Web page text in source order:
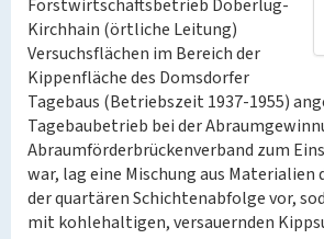
Forstwirtschaftsbetrieb Doberlug-
Kirchhain (örtliche Leitung)
Versuchsflächen im Bereich der
Kippenfläche des Domsdorfer
Tagebaus (Betriebszeit 1937-1955)
Tagebaubetrieb bei der
Abraumförderbrückenverband zum
war, lag eine Mischung aus
der quartären Schichtenabfolge vor,
mit kohlehaltigen, versauernden